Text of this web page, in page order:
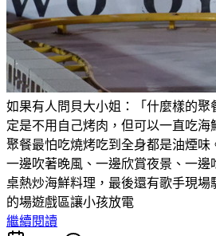
如果有人問貝大小姐：「什麼樣的聚
定是不用自己烤肉，但可以一直吃海
聚餐最怕吃燒烤吃到全身都是油煙味
一邊吹著晚風、一邊欣賞夜景、一邊
桌熱炒海鮮料理，最後還有歌手現場
的場遊戲區讓小孩放電
繼續閱讀